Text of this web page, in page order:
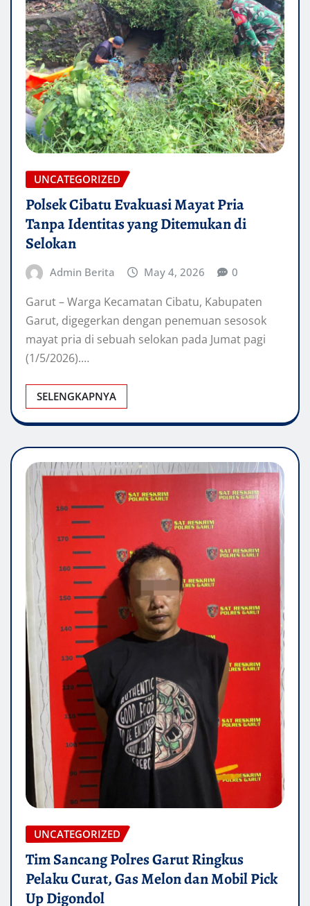
UNCATEGORIZED
Polsek Cibatu Evakuasi Mayat Pria
Tanpa Identitas yang Ditemukan di
Selokan
Admin Berita May 4, 2026 0
Garut – Warga Kecamatan Cibatu, Kabupaten
Garut, digegerkan dengan penemuan sesosok
mayat pria di sebuah selokan pada Jumat pagi
(1/5/2026).…
SELENGKAPNYA
UNCATEGORIZED
Tim Sancang Polres Garut Ringkus
Pelaku Curat, Gas Melon dan Mobil Pick
Up Digondol